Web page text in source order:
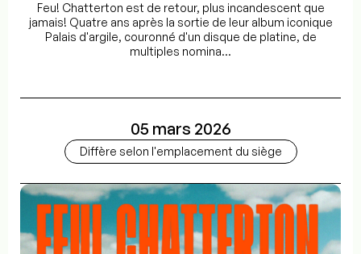
Feu! Chatterton est de retour, plus incandescent que
jamais! Quatre ans après la sortie de leur album iconique
Palais d'argile, couronné d'un disque de platine, de
multiples nomina...
05 mars 2026
Diffère selon l'emplacement du siège